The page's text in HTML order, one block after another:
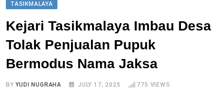
TASIKMALAYA
Kejari Tasikmalaya Imbau Desa
Tolak Penjualan Pupuk
Bermodus Nama Jaksa
BYYUDI NUGRAHA JULY 17, 2025 775 VIEWS